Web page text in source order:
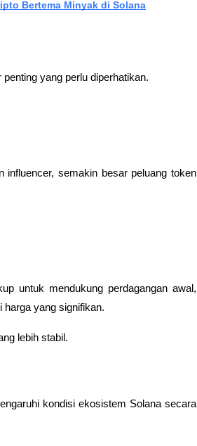
Bertema Minyak di Solana
yang perlu diperhatikan.
semakin besar peluang token
untuk mendukung perdagangan awal,
yang signifikan.
lebih stabil.
kondisi ekosistem Solana secara